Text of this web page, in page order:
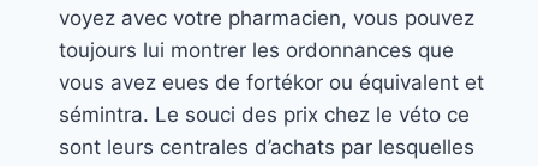
voyez avec votre pharmacien, vous pouvez
toujours lui montrer les ordonnances que
vous avez eues de fortékor ou équivalent et
sémintra. Le souci des prix chez le véto ce
sont leurs centrales d’achats par lesquelles